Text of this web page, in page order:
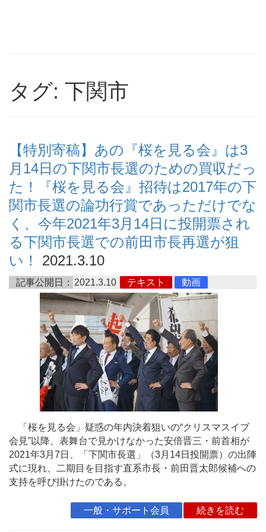
タグ: 下関市
【特別寄稿】あの『桜を見る会』は3
月14日の下関市長選のための買収だっ
た！『桜を見る会』招待は2017年の下
関市長選の論功行賞であっただけでな
く、今年2021年3月14日に投開票され
る下関市長選での前田市長再選が狙
い！
2021.3.10
記事公開日： 2021.3.10 テキスト 動画
「桜を見る会」疑惑の年内決着狙いの“クリスマスイブ
会見”以降、表舞台で見かけなかった安倍晋三・前首相が
2021年3月7日、「下関市長選」（3月14日投開票）の出陣
式に現れ、二期目を目指す直系市長・前田晋太郎候補への
支持を呼び掛けたのである。
一般・サポート会員 続きを読む